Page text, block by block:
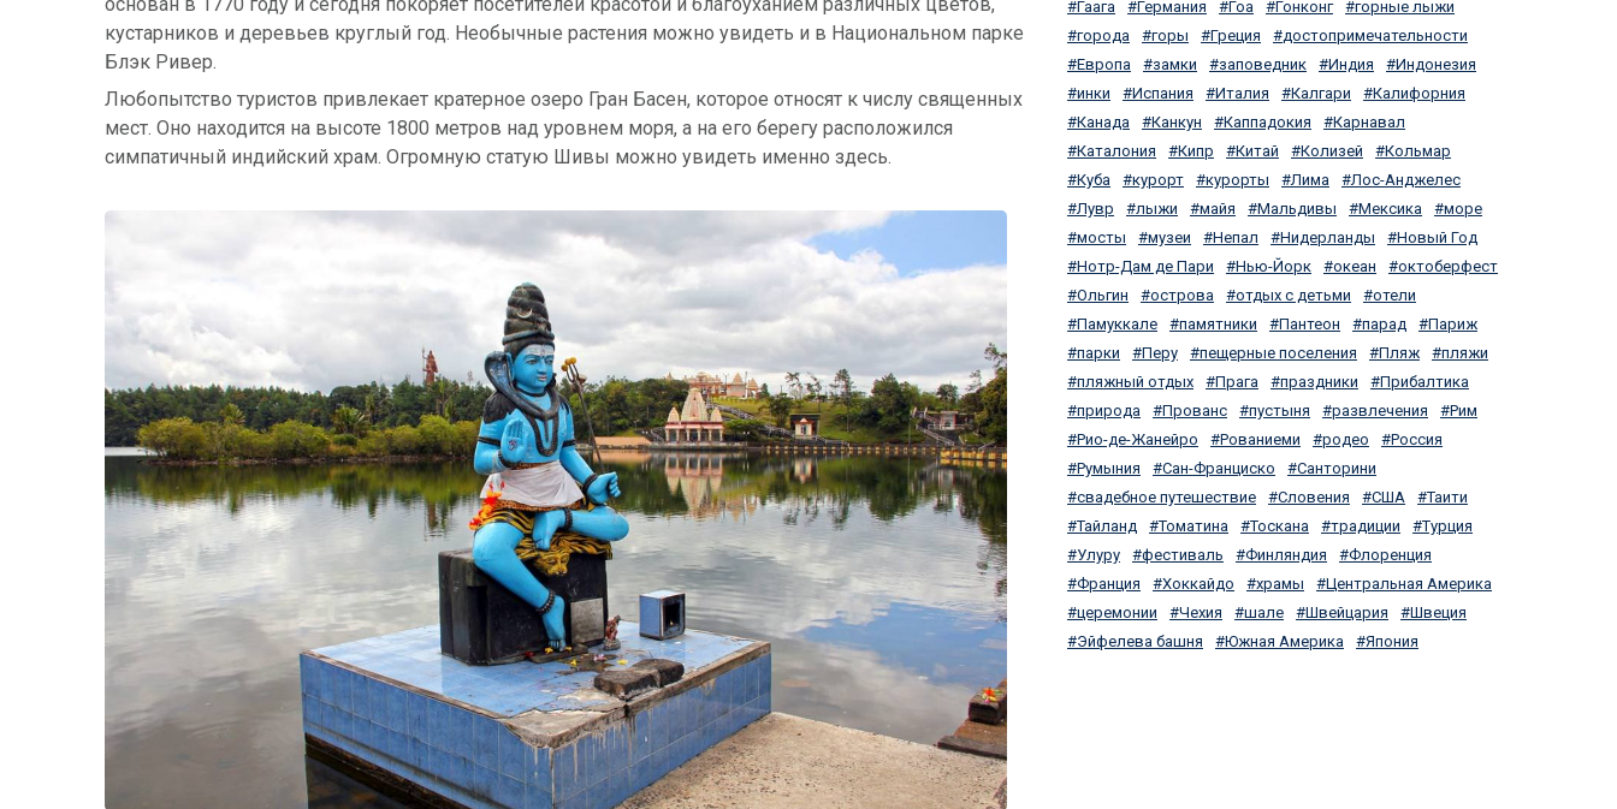
кустарников и деревьев круглый год. Необычные растения можно увидеть и в Национальном парке
Блэк Ривер.
Любопытство туристов привлекает кратерное озеро Гран Басен, которое относят к числу священных
мест. Оно находится на высоте 1800 метров над уровнем моря, а на его берегу расположился
симпатичный индийский храм. Огромную статую Шивы можно увидеть именно здесь.
Гаага
Германия Гоа Гонконг
горные лыжи
города
горы Греция
достопримечательности
Европа
замки заповедник Индия
Индонезия
инки
Испания Италия Калгари
Калифорния
Канада
Канкун Каппадокия
Карнавал
Каталония
Кипр Китай Колизей
Кольмар
Куба
курорт курорты Лима
Лос-Анджелес
Лувр
лыжи майя Мальдивы Мексика
море
мосты
музеи Непал Нидерланды
Новый Год
Нотр-Дам де Пари
Нью-Йорк океан
октоберфест
Ольгин
острова отдых с детьми
отели
Памуккале
памятники Пантеон парад
Париж
парки
Перу пещерные поселения Пляж
пляжи
пляжный отдых
Прага праздники
Прибалтика
природа
Прованс пустыня развлечения
Рим
Рио-де-Жанейро
Рованиеми родео
Россия
Румыния
Сан-Франциско
Санторини
свадебное путешествие
Словения США
Таити
Тайланд
Томатина Тоскана традиции
Турция
Улуру
фестиваль Финляндия
Флоренция
Франция
Хоккайдо храмы
Центральная Америка
церемонии
Чехия шале Швейцария
Швеция
Эйфелева башня
Южная Америка Япония